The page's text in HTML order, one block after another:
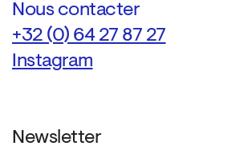
Nous contacter
+32 (0) 64 27 87 27
Instagram
Newsletter